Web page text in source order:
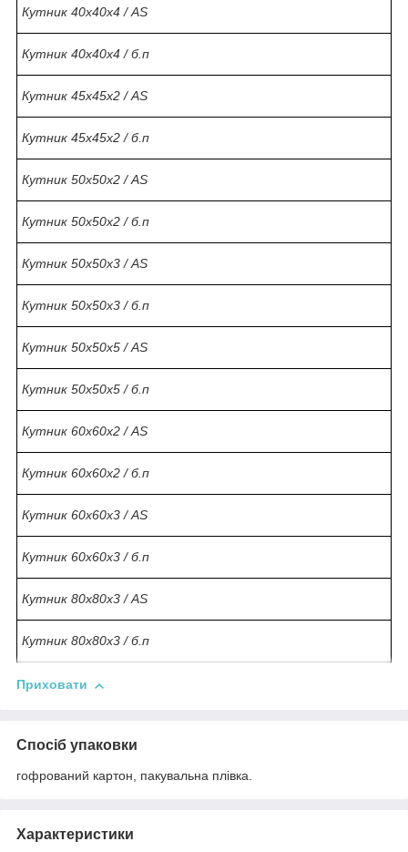
Кутник 40х40х4 / AS
Кутник 40х40х4 / б.п
Кутник 45х45х2 / AS
Кутник 45х45х2 / б.п
Кутник 50х50х2 / AS
Кутник 50х50х2 / б.п
Кутник 50х50х3 / AS
Кутник 50х50х3 / б.п
Кутник 50х50х5 / AS
Кутник 50х50х5 / б.п
Кутник 60х60х2 / AS
Кутник 60х60х2 / б.п
Кутник 60х60х3 / AS
Кутник 60х60х3 / б.п
Кутник 80х80х3 / AS
Кутник 80х80х3 / б.п
Приховати
Спосіб упаковки
гофрований картон, пакувальна плівка.
Характеристики